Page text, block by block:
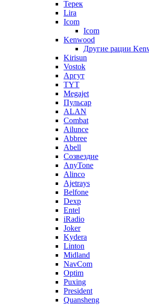
Терек
Lira
Icom
Icom
Kenwood
Другие рации
Kirisun
Vostok
Аргут
TYT
Megajet
Пульсар
ALAN
Combat
Ailunce
Abbree
Abell
Созвездие
AnyTone
Alinco
Ajetrays
Belfone
Dexp
Entel
iRadio
Joker
Kydera
Linton
Midland
NavCom
Optim
Puxing
President
Quansheng